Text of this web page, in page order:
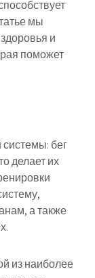
мы
и
поможет
бег
делает их
а также
из наиболее